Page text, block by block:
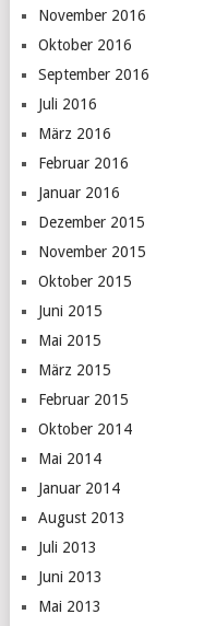
November 2016
Oktober 2016
September 2016
Juli 2016
März 2016
Februar 2016
Januar 2016
Dezember 2015
November 2015
Oktober 2015
Juni 2015
Mai 2015
März 2015
Februar 2015
Oktober 2014
Mai 2014
Januar 2014
August 2013
Juli 2013
Juni 2013
Mai 2013